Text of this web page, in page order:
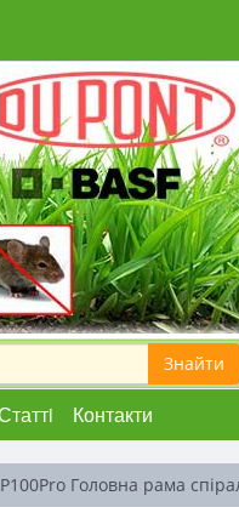
Контакти
Головна рама